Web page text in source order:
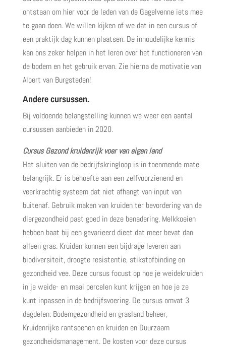
ontstaan om hier voor de leden van de Gagelvenne iets mee
te gaan doen. We willen kijken of we dat in een cursus of
een praktijk dag kunnen plaatsen. De inhoudelijke kennis
kan ons zeker helpen in het leren over het functioneren van
de bodem en het gebruik ervan. Zie hierna de motivatie van
Albert van Burgsteden!
Andere cursussen.
Bij voldoende belangstelling kunnen we weer een aantal
cursussen aanbieden in 2020.
Cursus Gezond kruidenrijk voer van eigen land
Het sluiten van de bedrijfskringloop is in toenmende mate
belangrijk. Er is behoefte aan een zelfvoorzienend en
veerkrachtig systeem dat niet afhangt van input van
buitenaf. Gebruik maken van kruiden ter bevordering van de
diergezondheid past goed in deze benadering. Melkkoeien
hebben baat bij een gevarieerd dieet dat meer bevat dan
alleen gras. Kruiden kunnen een bijdrage leveren aan
biodiversiteit, droogte resistentie, stikstofbinding en
gezondheid vee. Deze cursus focust op hoe je weidekruiden
in je weide- en maai percelen kunt krijgen en hoe je ze
kunt inpassen in de bedrijfsvoering. De cursus omvat 3
dagdelen: Bodemgezondheid en grasland beheer,
Kruidenrijke rantsoenen en kruiden en Duurzaam
gezondheidsmanagement. De kosten voor deze cursus